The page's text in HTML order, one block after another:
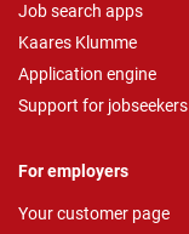
Job search apps
Kaares Klumme
Application engine
Support for jobseekers
For employers
Your customer page